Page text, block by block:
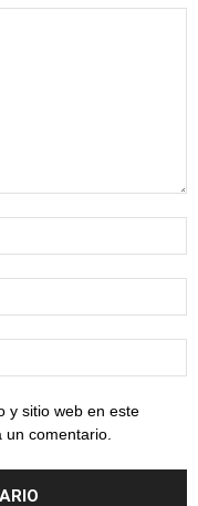
y sitio web en este
comentario.